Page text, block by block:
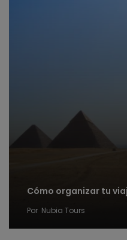
Cómo organizar tu
Por Nubia Tours